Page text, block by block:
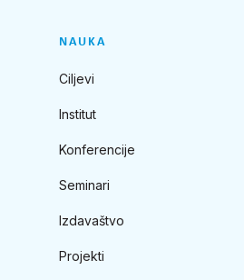
NAUKA
Ciljevi
Institut
Konferencije
Seminari
Izdavaštvo
Projekti